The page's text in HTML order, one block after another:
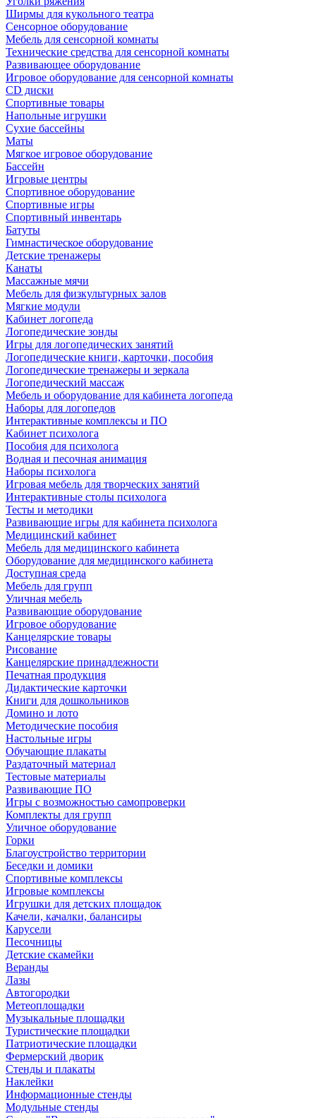
Ширмы для кукольного театра
Сенсорное оборудование
Мебель для сенсорной комнаты
Технические средства для сенсорной комнаты
Развивающее оборудование
Игровое оборудование для сенсорной комнаты
CD диски
Спортивные товары
Напольные игрушки
Сухие бассейны
Маты
Мягкое игровое оборудование
Бассейн
Игровые центры
Спортивное оборудование
Спортивные игры
Спортивный инвентарь
Батуты
Гимнастическое оборудование
Детские тренажеры
Канаты
Массажные мячи
Мебель для физкультурных залов
Мягкие модули
Кабинет логопеда
Логопедические зонды
Игры для логопедических занятий
Логопедические книги, карточки, пособия
Логопедические тренажеры и зеркала
Логопедический массаж
Мебель и оборудование для кабинета логопеда
Наборы для логопедов
Интерактивные комплексы и ПО
Кабинет психолога
Пособия для психолога
Водная и песочная анимация
Наборы психолога
Игровая мебель для творческих занятий
Интерактивные столы психолога
Тесты и методики
Развивающие игры для кабинета психолога
Медицинский кабинет
Мебель для медицинского кабинета
Оборудование для медицинского кабинета
Доступная среда
Мебель для групп
Уличная мебель
Развивающие оборудование
Игровое оборудование
Канцелярские товары
Рисование
Канцелярские принадлежности
Печатная продукция
Дидактические карточки
Книги для дошкольников
Домино и лото
Методические пособия
Настольные игры
Обучающие плакаты
Раздаточный материал
Тестовые материалы
Развивающие ПО
Игры с возможностью самопроверки
Комплекты для групп
Уличное оборудование
Горки
Благоустройство территории
Беседки и домики
Спортивные комплексы
Игровые комплексы
Игрушки для детских площадок
Качели, качалки, балансиры
Карусели
Песочницы
Детские скамейки
Веранды
Лазы
Автогородки
Метеоплощадки
Музыкальные площадки
Туристические площадки
Патриотические площадки
Фермерский дворик
Стенды и плакаты
Наклейки
Информационные стенды
Модульные стенды